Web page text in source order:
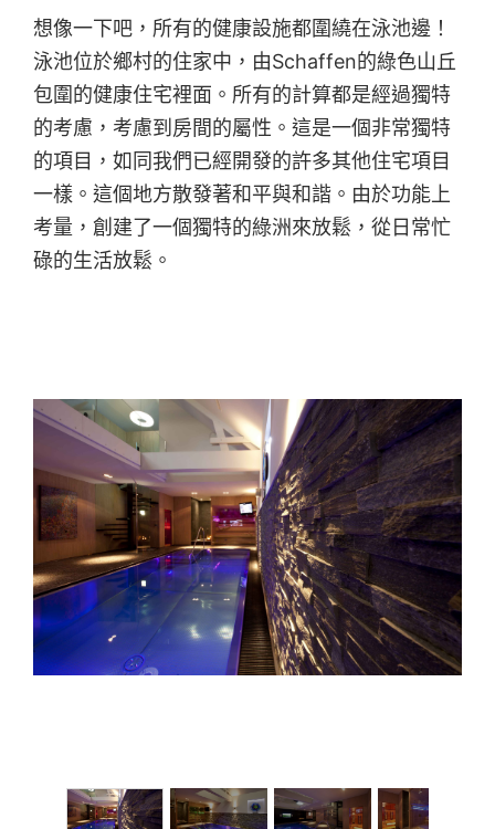
想像一下吧，所有的健康設施都圍繞在泳池邊！
泳池位於鄉村的住家中，由Schaffen的綠色山丘
包圍的健康住宅裡面。所有的計算都是經過獨特
的考慮，考慮到房間的屬性。這是一個非常獨特
的項目，如同我們已經開發的許多其他住宅項目
一樣。這個地方散發著和平與和諧。由於功能上
考量，創建了一個獨特的綠洲來放鬆，從日常忙
碌的生活放鬆。